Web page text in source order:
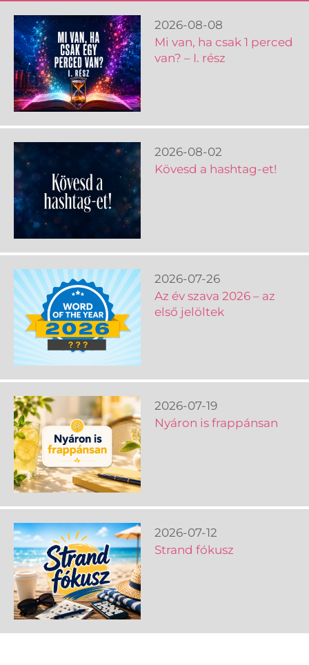
2026-08-08
Mi van, ha csak 1 perced
van? – I. rész
2026-08-02
Kövesd a hashtag-et!
2026-07-26
Az év szava 2026 – az
első jelöltek
2026-07-19
Nyáron is frappánsan
2026-07-12
Strand fókusz